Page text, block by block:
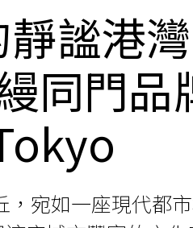
謐港
同門品
宛如一座現代都市